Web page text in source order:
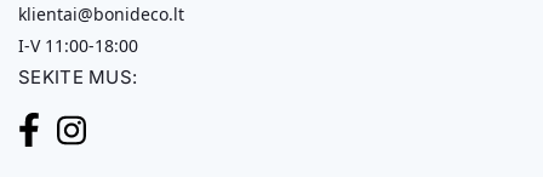
klientai@bonideco.lt
I-V 11:00-18:00
SEKITE MUS: